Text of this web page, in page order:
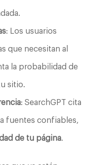
: Los usuarios
que necesitan al
la probabilidad de
sitio.
: SearchGPT cita
fuentes confiables,
de tu página.